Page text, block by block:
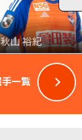
秋山 裕紀
一覧